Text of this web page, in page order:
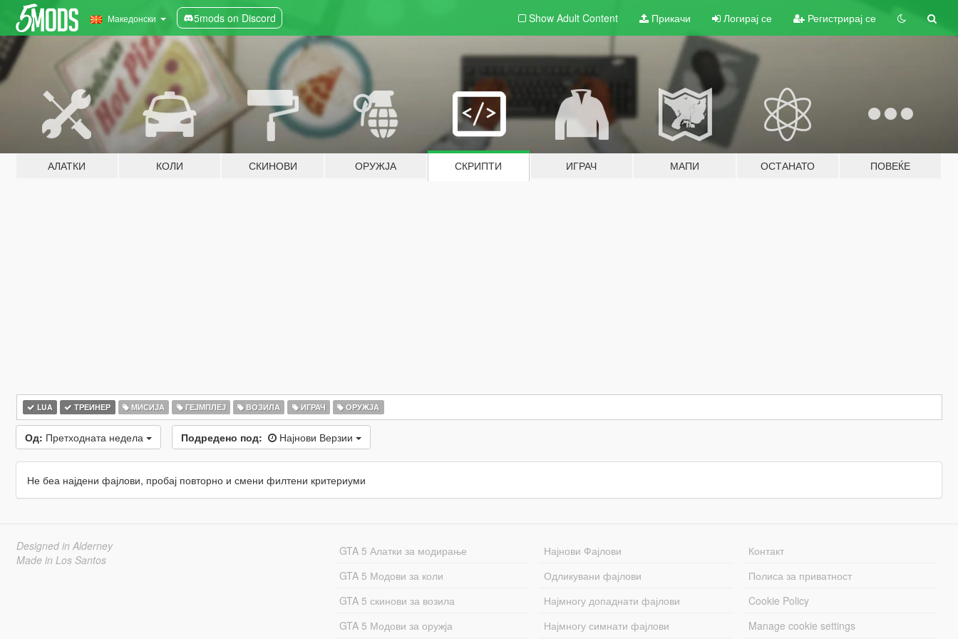
Македонски 5mods on Discord Show Adult Content Прикачи Логирај се Регистрирај се
АЛАТКИ КОЛИ СКИНОВИ ОРУЖЈА СКРИПТИ ИГРАЧ МАПИ ОСТАНАТО ПОВЕЌЕ
LUA ТРЕИНЕР МИСИЈА ГЕЈМПЛЕЈ ВОЗИЛА ИГРАЧ ОРУЖЈА
Од: Претходната недела Подредено под: Најнови Верзии
Не беа најдени фајлови, пробај повторно и смени филтени критериуми
Designed in Alderney
Made in Los Santos
GTA 5 Алатки за модирање
GTA 5 Модови за коли
GTA 5 скинови за возила
GTA 5 Модови за оружја
Најнови Фајлови
Одликувани фајлови
Најмногу допаднати фајлови
Најмногу симнати фајлови
Контакт
Полиса за приватност
Cookie Policy
Manage cookie settings